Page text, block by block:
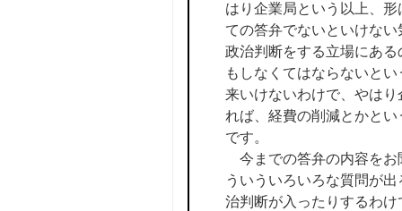
はり企業局という以上、
ての答弁でないといけな
政治判断をする立場にあ
もしなくてはならないと
来いけないわけで、やは
れば、経費の削減とかと
です。
今までの答弁の内容をお
ういういろいろな質問が
治判断が入ったりするわ